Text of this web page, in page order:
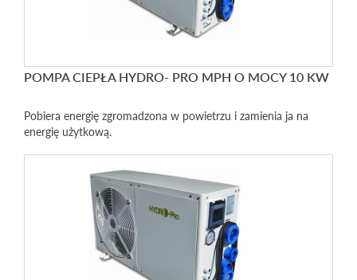
POMPA CIEPŁA HYDRO- PRO MPH O MOCY 10 KW
Pobiera energię zgromadzona w powietrzu i zamienia ja na
energię użytkową.